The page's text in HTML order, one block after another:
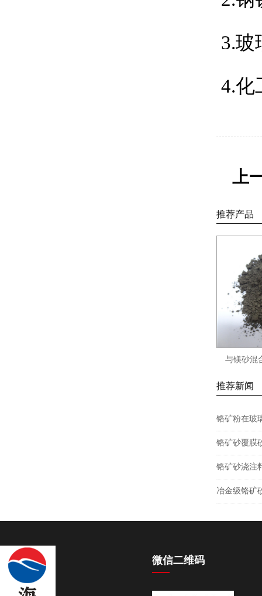
3.玻
4.化
上
推荐产品
与镁砂混
推荐新闻
铬矿粉在玻
铬矿砂覆膜
铬矿砂浇注
冶金级铬矿
微信二维码